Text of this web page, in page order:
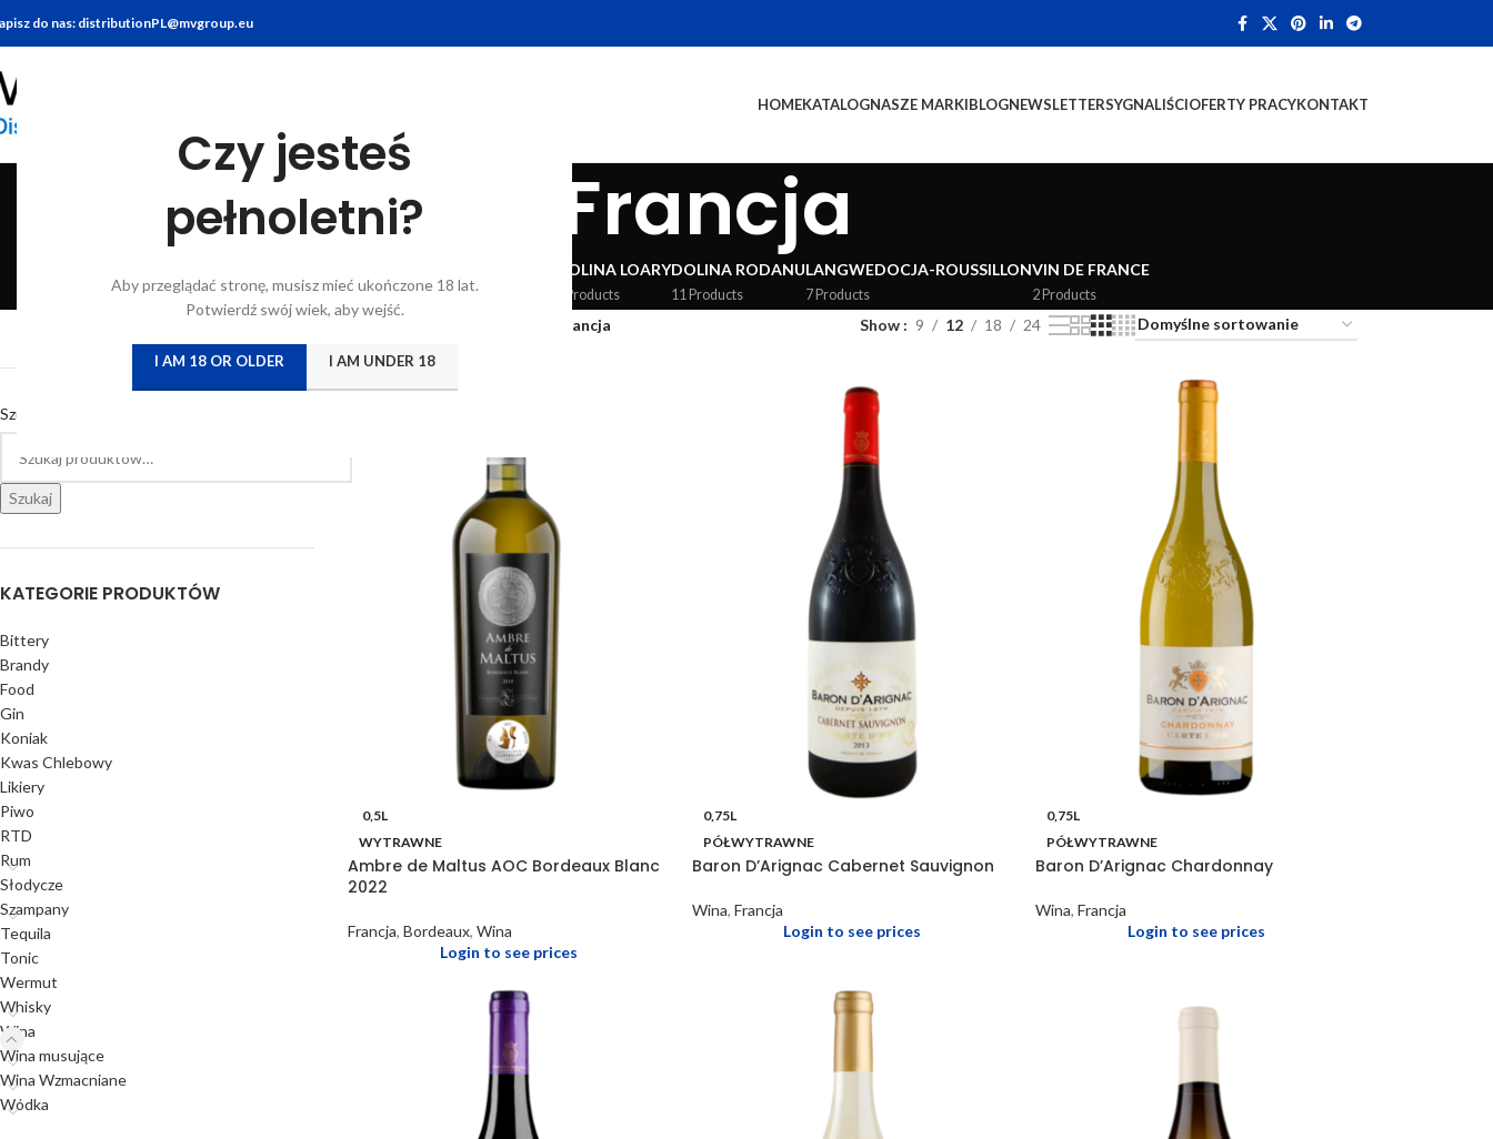
Czy jesteś
pełnoletni?
Aby przeglądać stronę, musisz mieć ukończone 18 lat.
Potwierdź swój wiek, aby wejść.
I AM 18 OR OLDER I AM UNDER 18
do nas: distributionPL@mvgroup.eu
HOMEKATALOGNASZE MARKIBLOGNEWSLETTERSYGNALIŚCIOFERTY PRACYKONTAKT
Francja
10 Products9 Products 31 Products 9 Products
DOLINA LOARY
4 Products
DOLINA RODANU
11 Products
LANGWEDOCJA-ROUSSILLON
7 Products
VIN DE FRANCE
2 Products
Szukaj
Szukaj
KATEGORIE PRODUKTÓW
Bittery
Brandy
Food
Gin
Koniak
Kwas Chlebowy
Likiery
Piwo
RTD
Rum
Słodycze
Szampany
Tequila
Tonic
Wermut
Whisky
Wina
Wina musujące
Wina Wzmacniane
Wódka
Francja Show 9 12 18 24
0,5L
WYTRAWNE
Ambre de Maltus AOC Bordeaux Blanc
2022
Francja, Bordeaux, Wina
Login to see prices
0,75L
PÓŁWYTRAWNE
Baron D’Arignac Cabernet Sauvignon
Wina, Francja
Login to see prices
0,75L
PÓŁWYTRAWNE
Baron D’Arignac Chardonnay
Wina, Francja
Login to see prices